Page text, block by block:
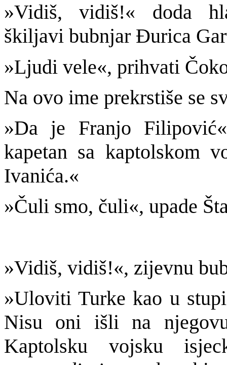
»Vidiš, vidiš!« doda
škiljavi bubnjar Đurica
»Ljudi vele«, prihvati
Na ovo ime prekrstiše se
»Da je Franjo
kapetan sa kaptolskom
Ivanića.«
»Čuli smo, čuli«, upade
»Vidiš, vidiš!«, zijevnu
»Uloviti Turke kao u
Nisu oni išli na
Kaptolsku vojsku